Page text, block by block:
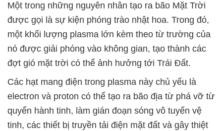
Một trong những nguyên nhân tạo ra bão Mặt Trời
được gọi là sự kiện phóng trào nhật hoa. Trong đó,
một khối lượng plasma lớn kèm theo từ trường của
nó được giải phóng vào không gian, tạo thành các
đợt gió mặt trời có thể ảnh hưởng tới Trái Đất.
Các hạt mang điện trong plasma này chủ yếu là
electron và proton có thể tạo ra bão địa từ phá vỡ từ
quyển hành tinh, làm gián đoạn sóng vô tuyến vệ
tinh, các thiết bị truyền tải điện mặt đất và gây thiệt